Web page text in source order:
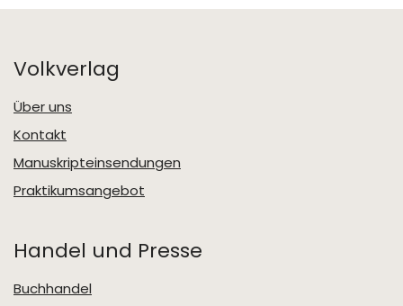
Volkverlag
Über uns
Kontakt
Manuskripteinsendungen
Praktikumsangebot
Handel und Presse
Buchhandel